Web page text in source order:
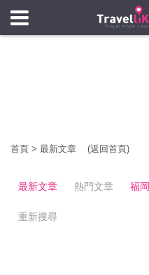
首頁 > 最新文章 (返回首頁)
最新文章 熱門文章 福岡
重新搜尋